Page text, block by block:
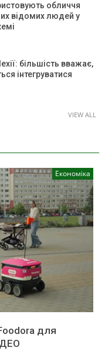
обличчя
відомих людей у
більшість вважає,
інтегруватися
VIEW ALL
Економіка
для